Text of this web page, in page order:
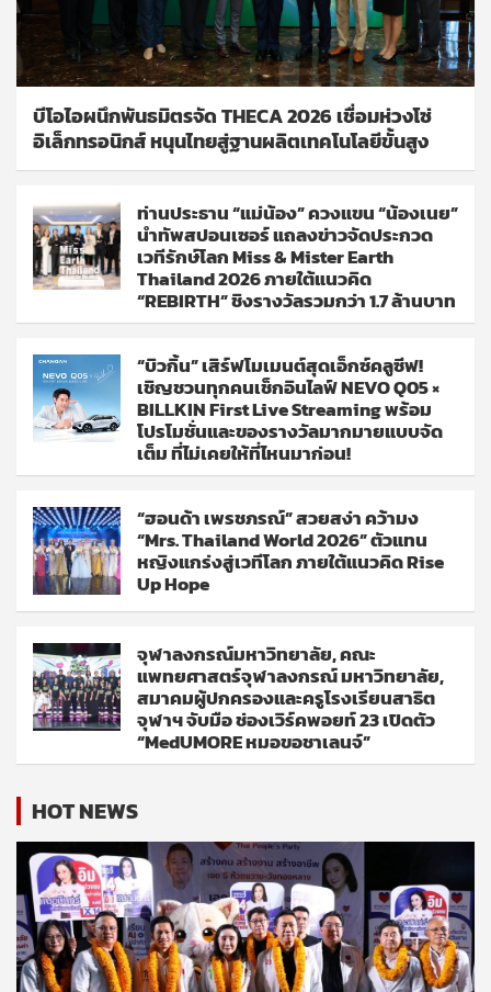
บีโอไอผนึกพันธมิตรจัด THECA 2026 เชื่อมห่วงโซ่
อิเล็กทรอนิกส์ หนุนไทยสู่ฐานผลิตเทคโนโลยีขั้นสูง
ท่านประธาน “แม่น้อง” ควงแขน “น้องเนย”
นำทัพสปอนเซอร์ แถลงข่าวจัดประกวด
เวทีรักษ์โลก Miss & Mister Earth
Thailand 2026 ภายใต้แนวคิด
“REBIRTH” ชิงรางวัลรวมกว่า 1.7 ล้านบาท
“บิวกิ้น” เสิร์ฟโมเมนต์สุดเอ็กซ์คลูซีฟ!
เชิญชวนทุกคนเช็กอินไลฟ์ NEVO Q05 ×
BILLKIN First Live Streaming พร้อม
โปรโมชั่นและของรางวัลมากมายแบบจัด
เต็ม ที่ไม่เคยให้ที่ไหนมาก่อน!
“ฮอนด้า เพรชภรณ์” สวยสง่า คว้ามง
“Mrs. Thailand World 2026” ตัวแทน
หญิงแกร่งสู่เวทีโลก ภายใต้แนวคิด Rise
Up Hope
จุฬาลงกรณ์มหาวิทยาลัย, คณะ
แพทยศาสตร์จุฬาลงกรณ์ มหาวิทยาลัย,
สมาคมผู้ปกครองและครูโรงเรียนสาธิต
จุฬาฯ จับมือ ช่องเวิร์คพอยท์ 23 เปิดตัว
“MedUMORE หมอขอชาเลนจ์”
HOT NEWS